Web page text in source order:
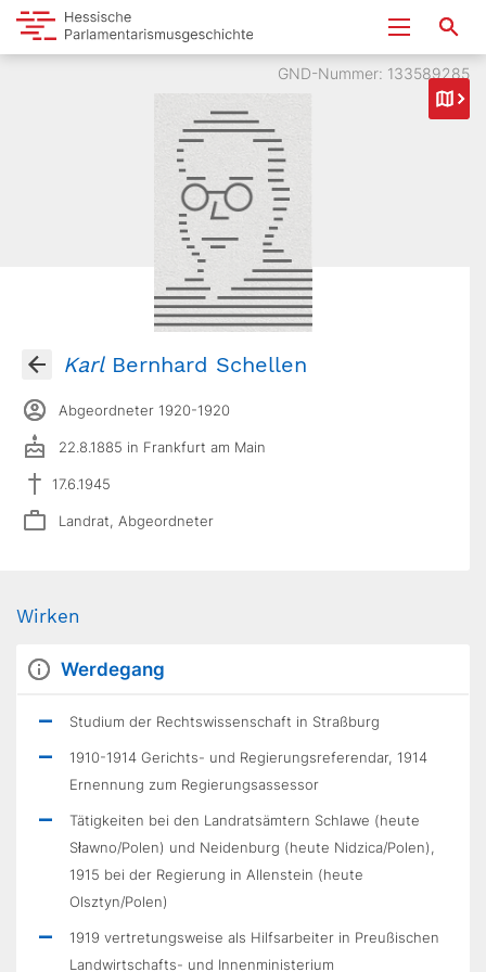
GND-Nummer: 133589285
KarlBernhard Schellen
Abgeordneter 1920-1920
22.8.1885 in Frankfurt am Main
17.6.1945
Landrat, Abgeordneter
Wirken
Werdegang
Studium der Rechtswissenschaft in Straßburg
1910-1914 Gerichts- und Regierungsreferendar, 1914
Ernennung zum Regierungsassessor
Tätigkeiten bei den Landratsämtern Schlawe (heute
Sławno/Polen) und Neidenburg (heute Nidzica/Polen),
1915 bei der Regierung in Allenstein (heute
Olsztyn/Polen)
1919 vertretungsweise als Hilfsarbeiter in Preußischen
Landwirtschafts- und Innenministerium